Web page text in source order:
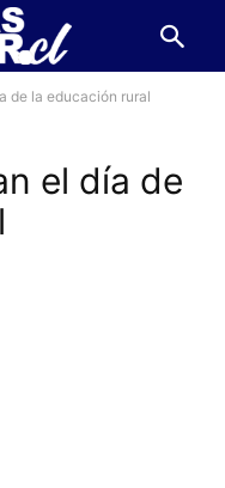
de la educación rural
el día de